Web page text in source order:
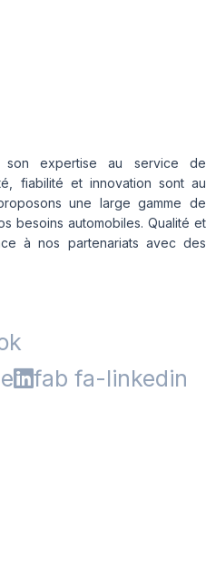
son expertise au service de
fiabilité et innovation sont au
une large gamme de
besoins automobiles. Qualité et
à nos partenariats avec des
fab fa-linkedin